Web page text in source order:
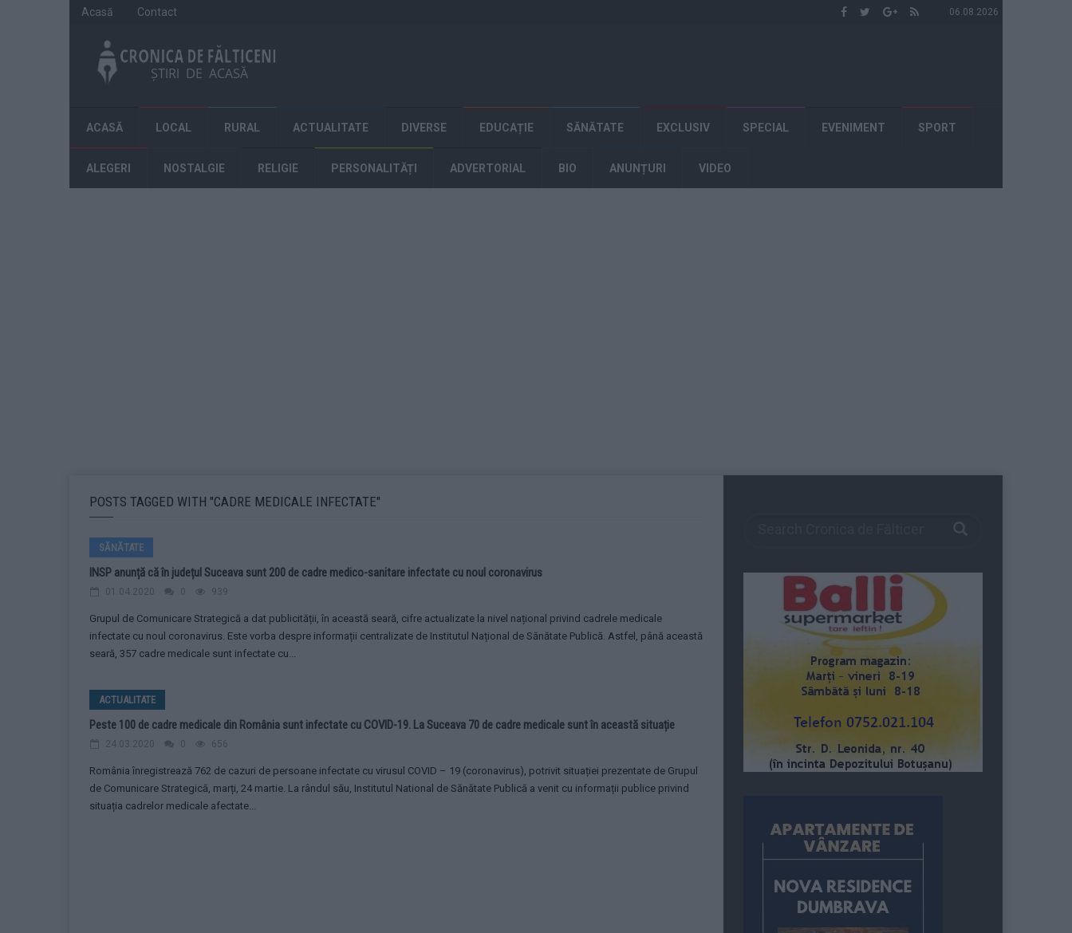
06.08.2026
Acasă Contact
ACASĂ LOCAL RURAL ACTUALITATE DIVERSE EDUCAȚIE SĂNĂTATE EXCLUSIV SPECIAL EVENIMENT SPORT
ALEGERI NOSTALGIE RELIGIE PERSONALITĂȚI ADVERTORIAL BIO ANUNȚURI VIDEO
POSTS TAGGED WITH "CADRE MEDICALE INFECTATE"
SĂNĂTATE
INSP anunță că în județul Suceava sunt 200 de cadre medico-sanitare infectate cu noul coronavirus
01.04.2020 0 939
Grupul de Comunicare Strategică a dat publicității, în această seară, cifre actualizate la nivel național privind cadrele medicale
infectate cu noul coronavirus. Este vorba despre informații centralizate de Institutul Național de Sănătate Publică. Astfel, până această
seară, 357 cadre medicale sunt infectate cu...
ACTUALITATE
Peste 100 de cadre medicale din România sunt infectate cu COVID-19. La Suceava 70 de cadre medicale sunt în această situație
24.03.2020 0 656
România înregistrează 762 de cazuri de persoane infectate cu virusul COVID – 19 (coronavirus), potrivit situației prezentate de Grupul
de Comunicare Strategică, marți, 24 martie. La rândul său, Institutul National de Sănătate Publică a venit cu informații publice privind
situația cadrelor medicale afectate...